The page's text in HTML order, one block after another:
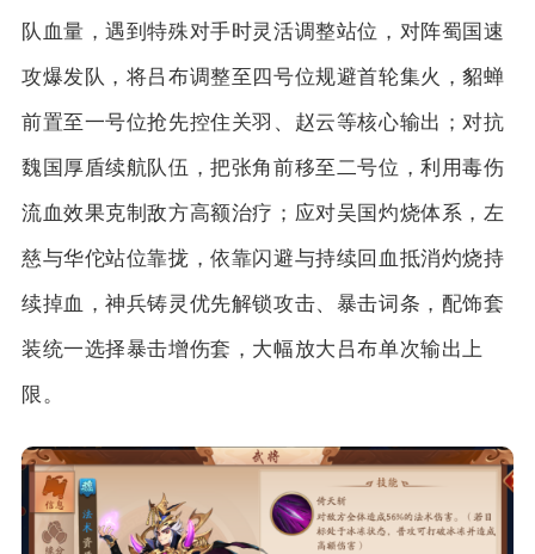
队血量，遇到特殊对手时灵活调整站位，对阵蜀国速
攻爆发队，将吕布调整至四号位规避首轮集火，貂蝉
前置至一号位抢先控住关羽、赵云等核心输出；对抗
魏国厚盾续航队伍，把张角前移至二号位，利用毒伤
流血效果克制敌方高额治疗；应对吴国灼烧体系，左
慈与华佗站位靠拢，依靠闪避与持续回血抵消灼烧持
续掉血，神兵铸灵优先解锁攻击、暴击词条，配饰套
装统一选择暴击增伤套，大幅放大吕布单次输出上
限。